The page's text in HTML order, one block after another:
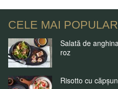
CELE MAI
Salată de
roz
Risotto cu